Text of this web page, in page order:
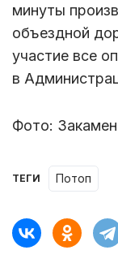
минуты
объездной
участие все
в
Фото:
ТЕГИ потоп